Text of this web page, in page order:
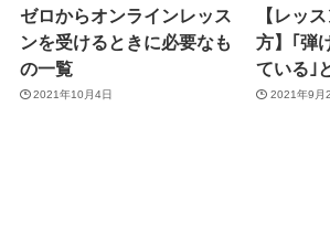
ゼロからオンラインレッス
ンを受けるときに必要なも
の一覧
2021年10月4日
【レッ
方】｢弾
ている｣
2021年9月